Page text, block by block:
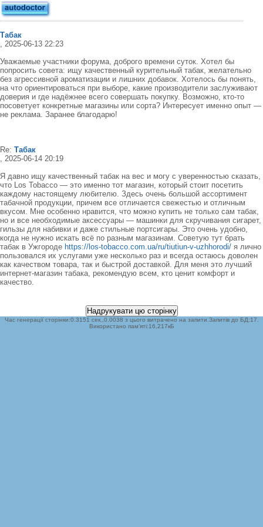
Табак
, 2025-06-13 22:23
Уважаемые участники форума, доброго времени суток. Хотел бы
попросить совета: ищу качественный курительный табак, желательно
без агрессивной ароматизации и лишних добавок. Хотелось бы понять,
на что ориентироваться при выборе, какие производители заслуживают
доверия и где надёжнее всего совершать покупку. Возможно, кто-то
посоветует конкретные магазины или сорта? Интересует именно опыт —
не реклама. Заранее благодарю!
Re: Табак
, 2025-06-14 20:19
Я давно ищу качественный табак на вес и могу с уверенностью сказать,
что Los Tobacco — это именно тот магазин, который стоит посетить
каждому настоящему любителю. Здесь очень большой ассортимент
табачной продукции, причем все отличается свежестью и отличным
вкусом. Мне особенно нравится, что можно купить не только сам табак,
но и все необходимые аксессуары — машинки для скручивания сигарет,
гильзы для набивки и даже стильные портсигары. Это очень удобно,
когда не нужно искать всё по разным магазинам. Советую тут брать
табак в Ужгороде https://los-tobacco.com.ua/ru/tiutiun-v-uzhhorodi/ я лично
пользовался их услугами уже несколько раз и всегда остаюсь доволен
как качеством товара, так и быстрой доставкой. Для меня это лучший
интернет-магазин табака, рекомендую всем, кто ценит комфорт и
качество.
Час генерації сторінки:0.3151 сек.,0.0038 з цього витрачено на запити.Запитів до БД:17.
Використано пам’яті:16,217кБ